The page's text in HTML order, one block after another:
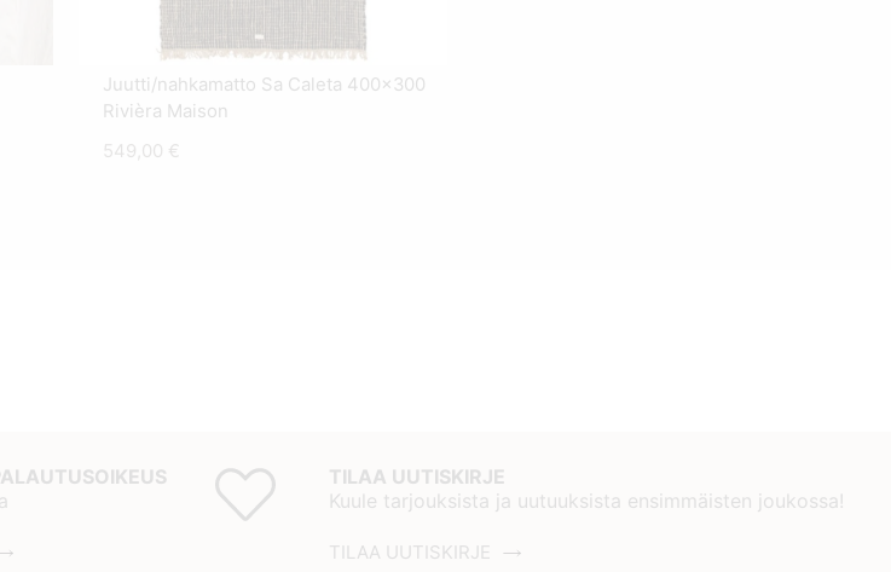
Juutti/nahkamatto Sa Caleta 400x300
Rivièra Maison
549,00 €
TILAA UUTISKIRJE
Kuule tarjouksista ja uutuuksista ensimmäisten joukossa!
TILAA UUTISKIRJE